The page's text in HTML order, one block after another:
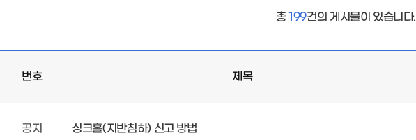
총199건의 게시물이 있습니다.
번호 제목
공지 싱크홀(지반침하) 신고 방법